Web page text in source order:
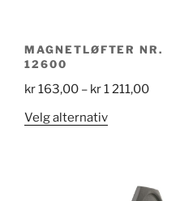
MAGNETLØFTER NR.
12600
kr163,00 – kr1 211,00Price
211,00
Velg alternativDette
varianter.